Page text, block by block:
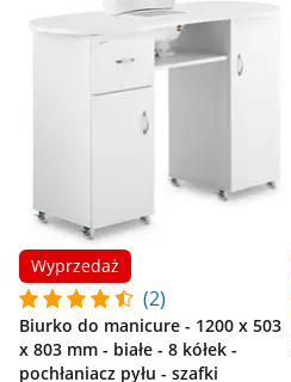
Wyprzedaż
(2)
Biurko do manicure - 1200 x 503
x 803 mm - białe - 8 kółek -
pochłaniacz pyłu - szafki